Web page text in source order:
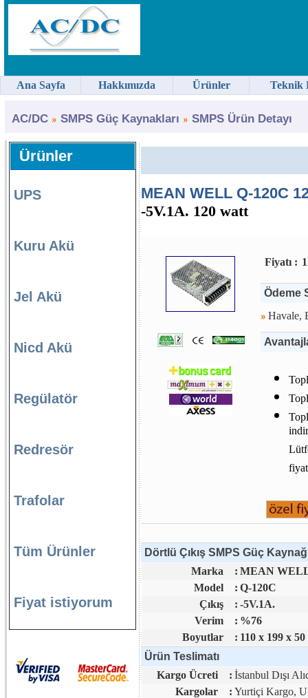
AC/DC SMPS Güç Kaynakları SMPS Ürün Detayı
Ürünler
UPS
Kuru Akü
Jel Akü
Nicd Akü
Regülatör
Redresör
Trafolar
Tüm Ürünler
Fiyat istiyorum
MEAN WELL Q-120C
-5V.1A. 120 watt
Fiyatı :
Ödeme
Havale,
Dörtlü Çıkış SMPS Güç
Marka
: MEAN WELL
Model
: Q-120C
Çıkış
: -5V.1A.
Verim
: %76
Boyutlar
: 110 x 199 x 50
Ürün Teslimatı
Kargo Ücreti
: İstanbul Dışı
Kargolar
: Yurtiçi Kargo,
Ana Sayfa Hakkımızda Ürünler Teknik